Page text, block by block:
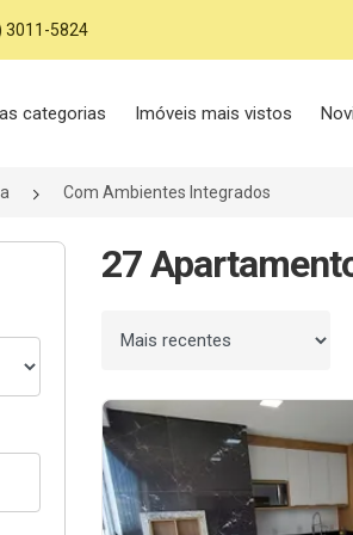
3011-5824
categorias Imóveis mais vistos
Com Ambientes Integrados
27
Ordenar por